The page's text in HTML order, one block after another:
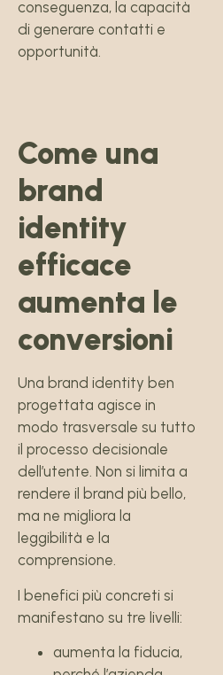
conseguenza, la capacità
di generare contatti e
opportunità.
Come una
brand
identity
efficace
aumenta le
conversioni
Una brand identity ben
progettata agisce in
modo trasversale su tutto
il processo decisionale
dell’utente. Non si limita a
rendere il brand più bello,
ma ne migliora la
leggibilità e la
comprensione.
I benefici più concreti si
manifestano su tre livelli:
aumenta la fiducia,